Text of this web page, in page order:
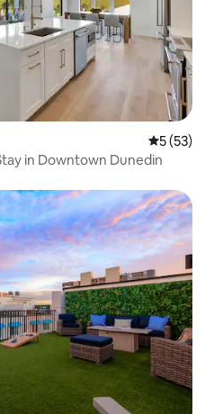
5 av 5 i
5 (53)
in Downtown Dunedin